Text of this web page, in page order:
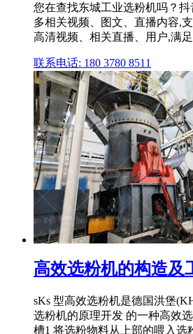
您在查找东城工业选粉机吗？
多相关视频、图文、直播内容,
高清视频、相关直播、用户,满
联系电话: 180 3780 8511
高效选粉机的构造及
sKs 型高效选粉机是德国洪堡
选粉机的原理开发 的一种高效
槽1 将选粉物料从上部的喂入选